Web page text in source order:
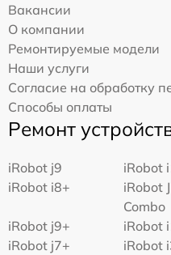
Вакансии
О компании
Ремонтируемые модели
Наши услуги
Согласие на обработку
Способы оплаты
Ремонт
iRobot j9
iRobot
iRobot i8+
iRobot
Combo
iRobot j9+
iRobot
iRobot j7+
iRobot